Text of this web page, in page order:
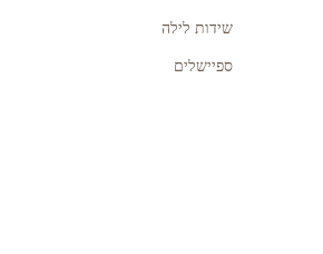
שידות לילה
ספיישלים